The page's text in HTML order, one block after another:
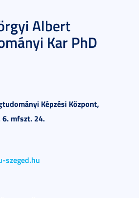
Albert
Kar PhD
Képzési Központ,
6. mfszt. 24.
szeged.hu